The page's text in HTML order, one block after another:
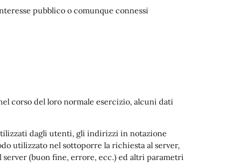
pubblico o comunque connessi
corso del loro normale esercizio, alcuni dati
dagli utenti, gli indirizzi in notazione
utilizzato nel sottoporre la richiesta al server,
(buon fine, errore, ecc.) ed altri parametri